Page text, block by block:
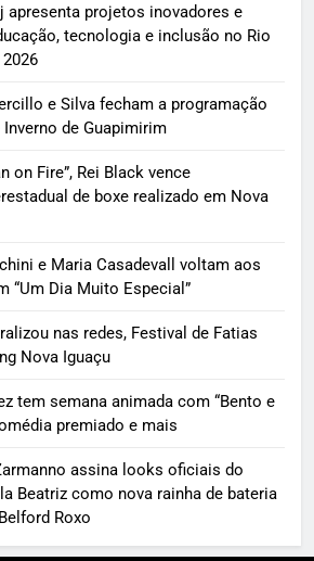
apresenta projetos inovadores e
tecnologia e inclusão no Rio
e Silva fecham a programação
de Guapimirim
on Fire”, Rei Black vence
de boxe realizado em Nova
e Maria Casadevall voltam aos
“Um Dia Muito Especial”
nas redes, Festival de Fatias
Nova Iguaçu
tem semana animada com “Bento e
premiado e mais
assina looks oficiais do
Beatriz como nova rainha de bateria
Roxo